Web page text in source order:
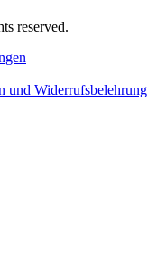
reserved.
und Widerrufsbelehrung